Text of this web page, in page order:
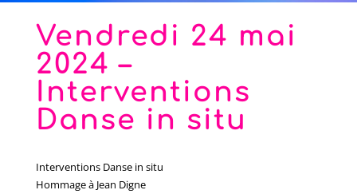
Vendredi 24 mai
2024 –
Interventions
Danse in situ
Interventions Danse in situ
Hommage à Jean Digne